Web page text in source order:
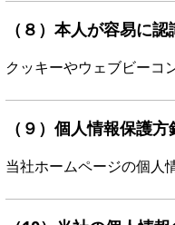
（８）本人が容易に
クッキーやウェブビーコ
（９）個人情報保護方
当社ホームページの個人